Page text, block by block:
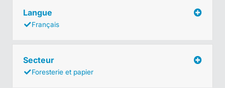
Langue
Français
Secteur
Foresterie et papier